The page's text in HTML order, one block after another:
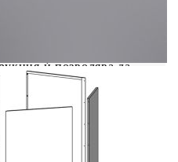
ѝ позволява да
което я прави
употреба, така
саксия е достатъчно
голямо
достатъчно